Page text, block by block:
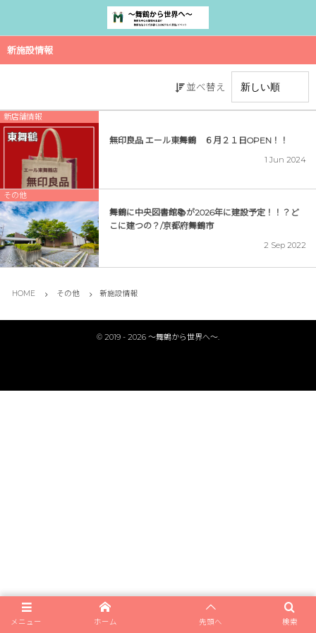
新施設情報
並べ替え
新店舗情報
無印良品 エール東舞鶴 ６月２１日OPEN！！
1 Jun 2024
その他
舞鶴に中央図書館📚が2026年に建設予定！！？ど
こに建つの？/京都府舞鶴市
2 Sep 2022
HOME その他 新施設情報
© 2019 - 2026 〜舞鶴から世界へ〜.
メニュー 検索
ホーム 先頭へ